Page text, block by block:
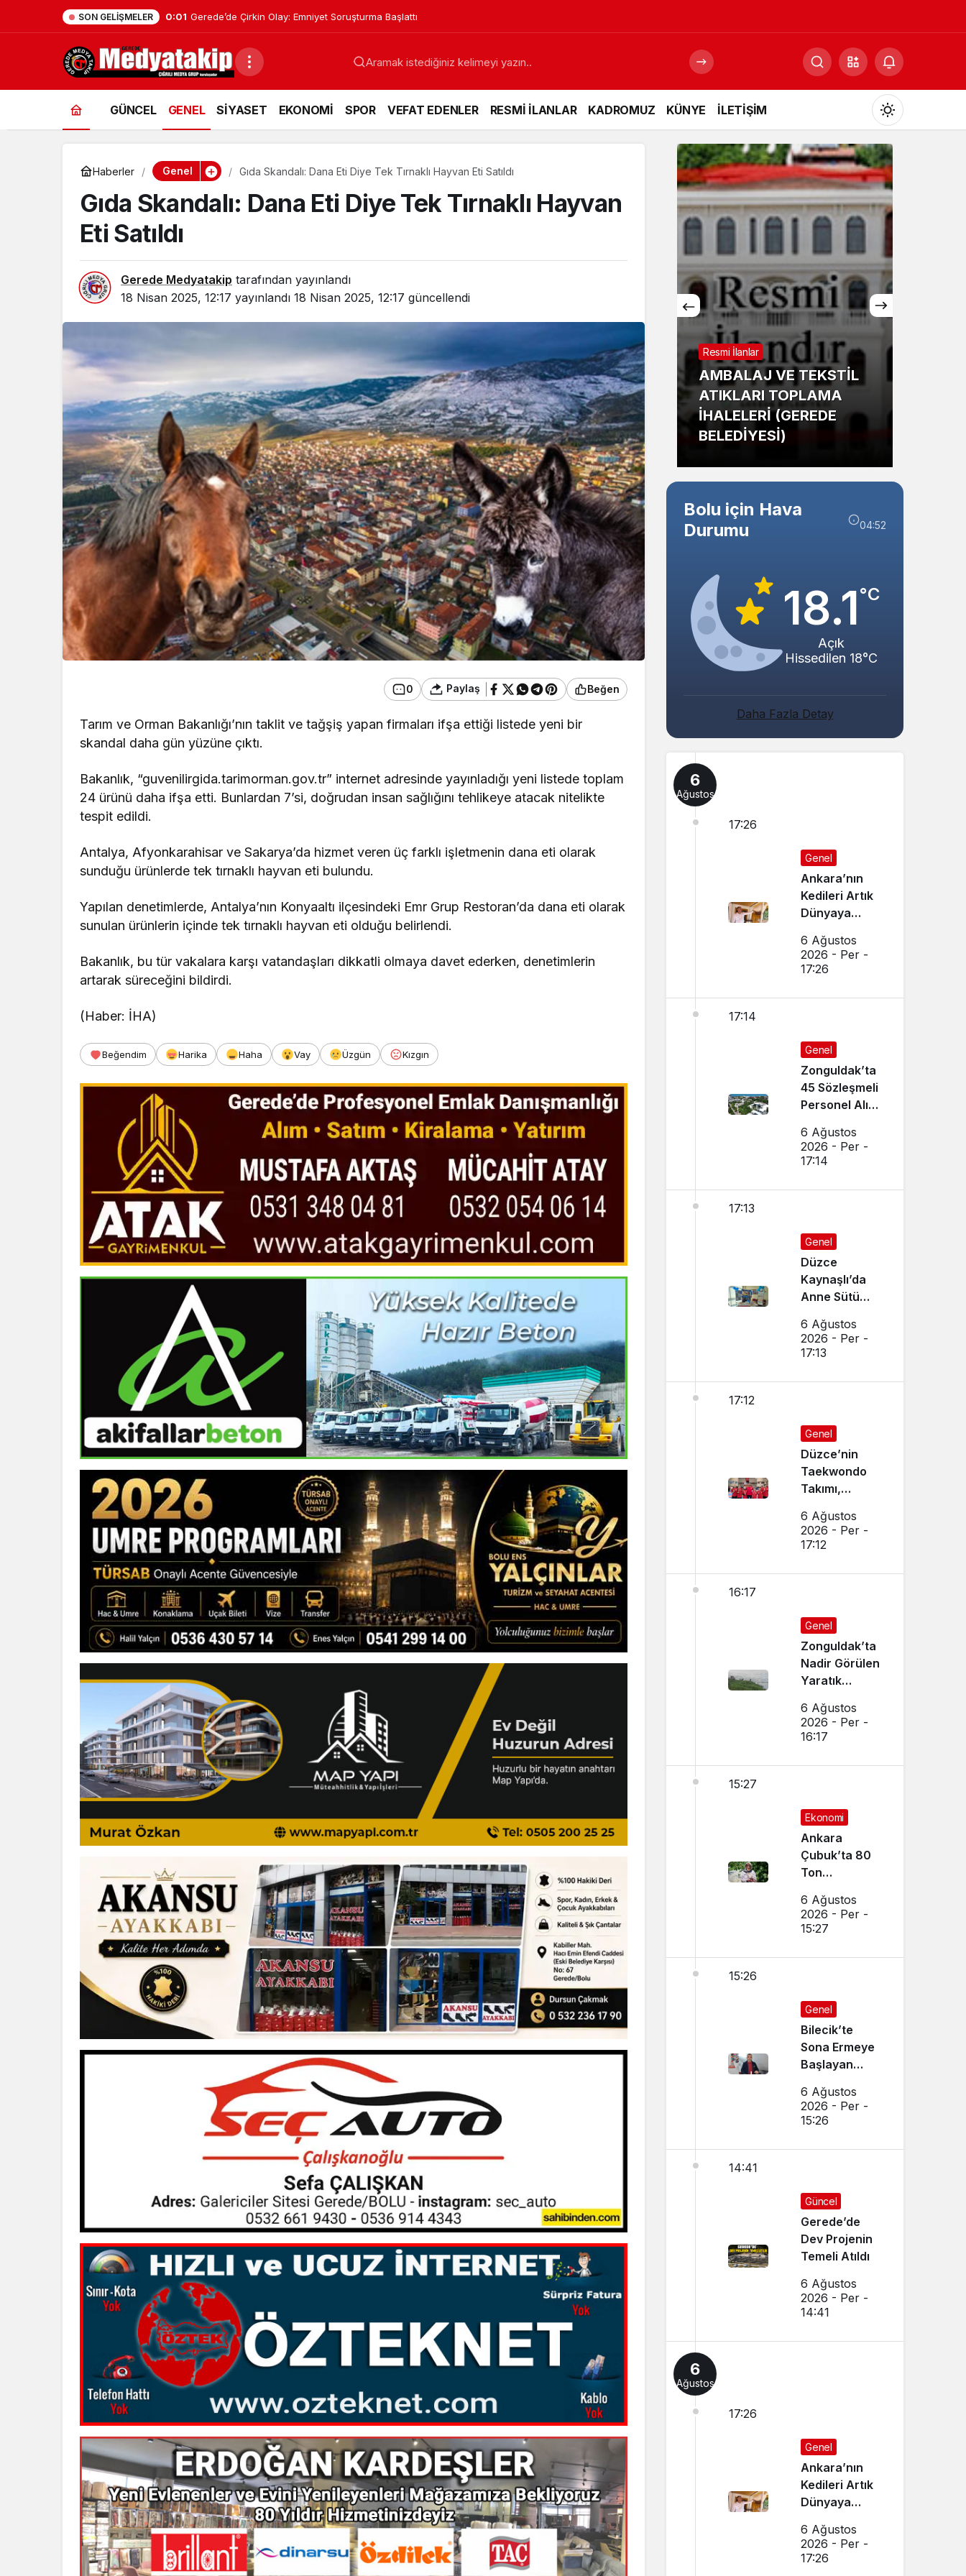
SON GELIŞMELER 0:01 Geredeli Tanınmış Siyasetçinin Acı Günü
GÜNCEL GENEL SİYASET EKONOMİ SPOR VEFAT EDENLER RESMİ İLANLAR KADROMUZ KÜNYE İLETİŞİM
Mod
değiştir
Gündüz Modu
Gece Modu
Gece modunu seçin.
Sistem Modu
Sistem modunu seçin.
Haberler Genel Gıda Skandalı: Dana Eti Diye Tek Tırnaklı Hayvan Eti Satıldı
Gıda Skandalı: Dana Eti Diye Tek Tırnaklı Hayvan
Eti Satıldı
Gerede Medyatakip tarafından yayınlandı
18 Nisan 2025, 12:17 yayınlandı 18 Nisan 2025, 12:17 güncellendi
0 Paylaş Beğen
Tarım ve Orman Bakanlığı’nın taklit ve tağşiş yapan firmaları ifşa ettiği listede yeni bir
skandal daha gün yüzüne çıktı.
Bakanlık, “guvenilirgida.tarimorman.gov.tr” internet adresinde yayınladığı yeni listede toplam
24 ürünü daha ifşa etti. Bunlardan 7’si, doğrudan insan sağlığını tehlikeye atacak nitelikte
tespit edildi.
Antalya, Afyonkarahisar ve Sakarya’da hizmet veren üç farklı işletmenin dana eti olarak
sunduğu ürünlerde tek tırnaklı hayvan eti bulundu.
Yapılan denetimlerde, Antalya’nın Konyaaltı ilçesindeki Emr Grup Restoran’da dana eti olarak
sunulan ürünlerin içinde tek tırnaklı hayvan eti olduğu belirlendi.
Bakanlık, bu tür vakalara karşı vatandaşları dikkatli olmaya davet ederken, denetimlerin
artarak süreceğini bildirdi.
(Haber: İHA)
Beğendim Harika Haha Vay Üzgün Kızgın
Gerede’de Çirkin Olay:
Emniyet Soruşturma
Başlattı
Güncel
Geredeli Tanınmış
Siyasetçinin Acı Günü
Resmi İlanlar
AMBALAJ VE TEKSTİL
ATIKLARI TOPLAMA
İHALELERİ (GEREDE
BELEDİYESİ)
Bolu için Hava
Durumu
04:52
18.1°C
Açık
Hissedilen 18°C
Daha Fazla Detay
6
Ağustos
17:26
Genel
Ankara’nın
Kedileri Artık
Dünyaya
Tanıtılıyor
6 Ağustos
2026 - Per -
17:26
17:14
Genel
Zonguldak’ta
45 Sözleşmeli
Personel Alımı
6 Ağustos
2026 - Per -
17:14
17:13
Genel
Düzce
Kaynaşlı’da
Anne Sütü
İçin Etkinlik
Düzenlendi
6 Ağustos
2026 - Per -
17:13
17:12
Genel
Düzce’nin
Taekwondo
Takımı,
Başarı
Sağladı
6 Ağustos
2026 - Per -
17:12
16:17
Genel
Zonguldak’ta
Nadir Görülen
Yaratık
6 Ağustos
2026 - Per -
16:17
15:27
Ekonomi
Ankara
Çubuk’ta 80
Ton
6 Ağustos
2026 - Per -
15:27
15:26
Genel
Bilecik’te
Sona Ermeye
Başlayan
Sürdürüyor
6 Ağustos
2026 - Per -
15:26
14:41
Güncel
Gerede’de
Dev Projenin
Temeli Atıldı
6 Ağustos
2026 - Per -
14:41
6
Ağustos
17:26
Genel
Ankara’nın
Kedileri Artık
Dünyaya
Tanıtılıyor
6 Ağustos
2026 - Per -
17:26